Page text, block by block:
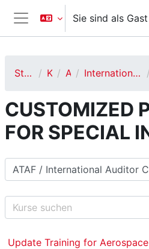
Zum Hauptinhalt
Website-Übersicht
Sie sind als
Startseite Kurse ATAF International Auditor Calibration
CUSTOMIZED
FOR SPECIAL
Kursbereiche
Kurse suchen
Update Training for